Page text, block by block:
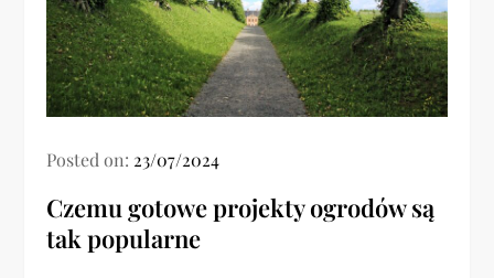
Posted on: 23/07/2024
Czemu gotowe projekty ogrodów są
tak popularne